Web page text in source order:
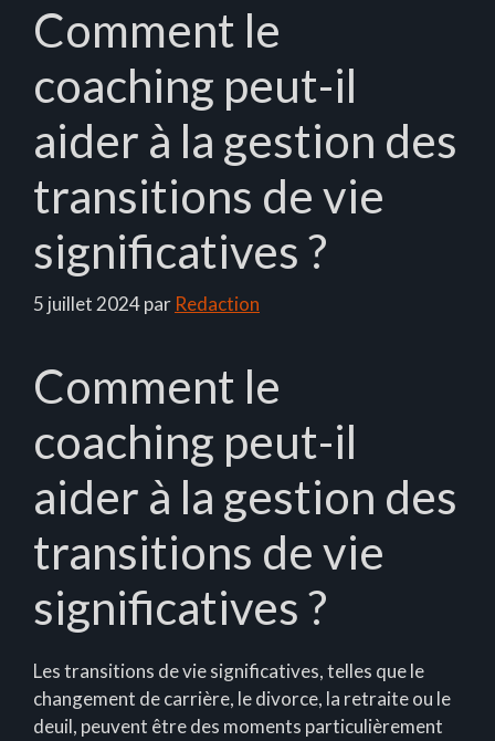
Comment le
coaching peut-il
aider à la gestion des
transitions de vie
significatives ?
5 juillet 2024par Redaction
Comment le
coaching peut-il
aider à la gestion des
transitions de vie
significatives ?
Les transitions de vie significatives, telles que le
changement de carrière, le divorce, la retraite ou le
deuil, peuvent être des moments particulièrement